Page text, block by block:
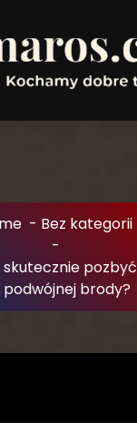
- Bez kategorii
-
skutecznie pozbyć
podwójnej brody?